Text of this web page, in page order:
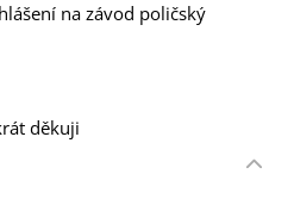
na závod poličský
děkuji